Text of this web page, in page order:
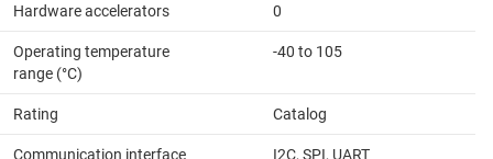
Hardware accelerators 0
Operating temperature
range (°C)
-40 to 105
Rating Catalog
Communication interface I2C, SPI, UART